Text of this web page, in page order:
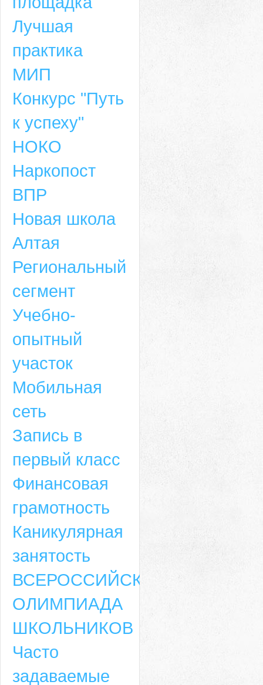
Лучшая
практика
МИП
Конкурс "Путь
к успеху"
НОКО
Наркопост
ВПР
Новая школа
Алтая
Региональный
сегмент
Учебно-
опытный
участок
Мобильная
сеть
Запись в
первый класс
Финансовая
грамотность
Каникулярная
занятость
ВСЕРОССИЙСКАЯ
ОЛИМПИАДА
ШКОЛЬНИКОВ
Часто
задаваемые